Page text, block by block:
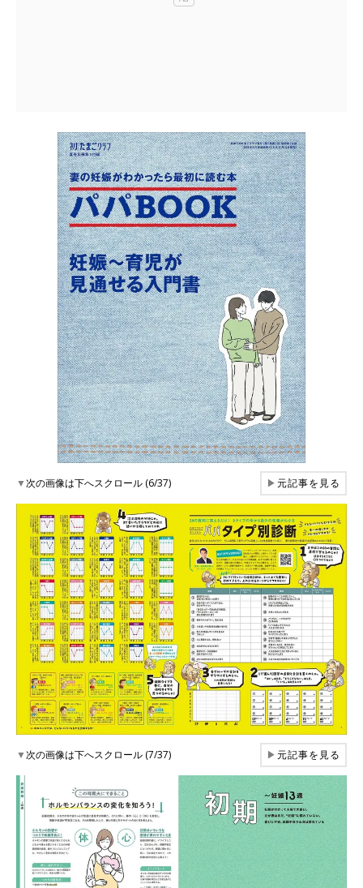
▼次の画像は下へスクロール (6/37) ▶元記事を見る
▼次の画像は下へスクロール (7/37) ▶元記事を見る